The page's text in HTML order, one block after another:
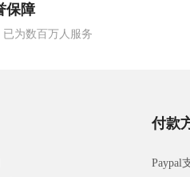
保障
已为数百万人服务
付款
Paypal